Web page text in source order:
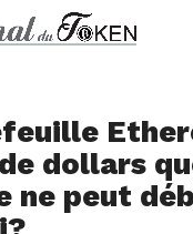
dollars
ne peut